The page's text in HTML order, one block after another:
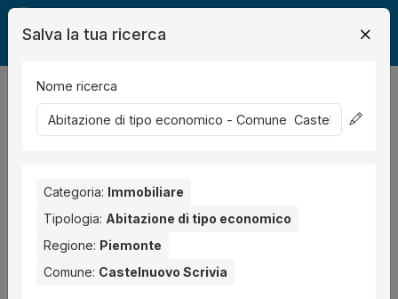
Legalmente Immobili
abitazione economica
Nessun risultato per il Comune selezionato:
Scrivia
Prova anche con altri comuni vicini:
Salva la tua ricerca
Nome ricerca
Categoria: Immobiliare
Tipologia: Abitazione di tipo economico
Regione: Piemonte
Comune: Castelnuovo Scrivia